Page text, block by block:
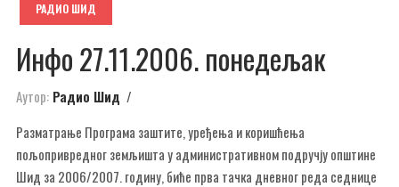
РАДИО ШИД
Инфо 27.11.2006. понедељак
Аутор: Радио Шид
Разматрање Програма заштите, уређења и коришћења
пољопривредног земљишта у административном подручју општине
Шид за 2006/2007. годину, биће прва тачка дневног реда седнице